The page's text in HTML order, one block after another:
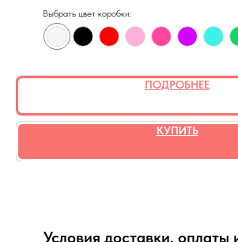
Выбрать цвет коробки:
ПОДРОБНЕЕ
КУПИТЬ
Условия доставки, оплаты